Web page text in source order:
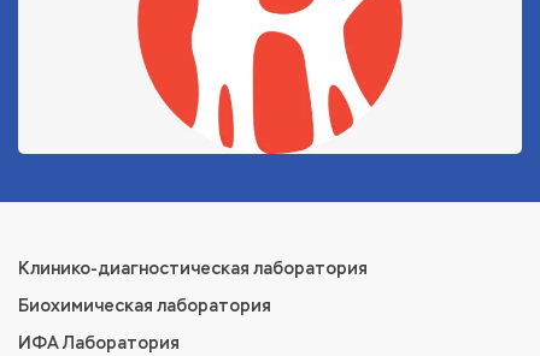
Клинико-диагностическая лаборатория
Биохимическая лаборатория
ИФА Лаборатория